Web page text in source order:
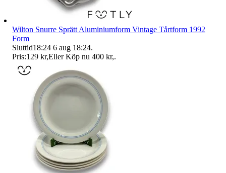
Wilton Snurre Sprätt Aluminiumform Vintage Tårtform 1992
Form
Sluttid18:24 6 aug 18:24.
Pris:129 kr,Eller Köp nu 400 kr,.